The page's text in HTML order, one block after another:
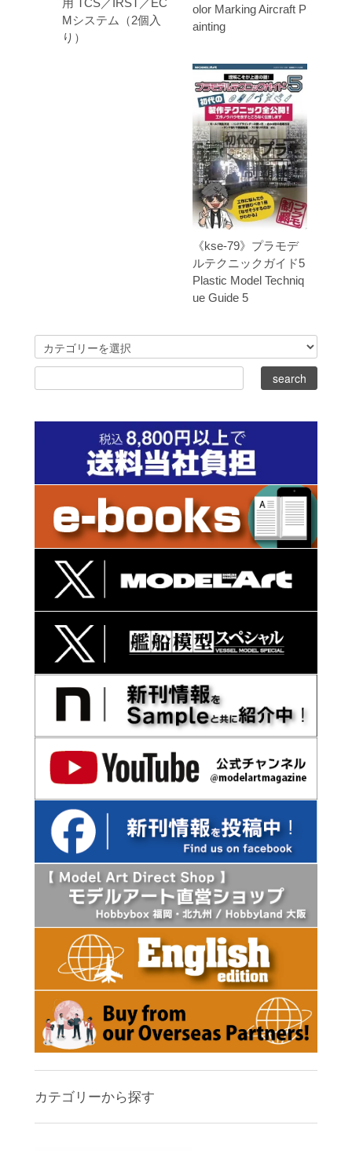
用 TCS／IRST／EC
Mシステム（2個入
り）
olor Marking Aircraft P
ainting
《kse-79》プラモデ
ルテクニックガイド5
Plastic Model Techniq
ue Guide 5
カテゴリーから探す